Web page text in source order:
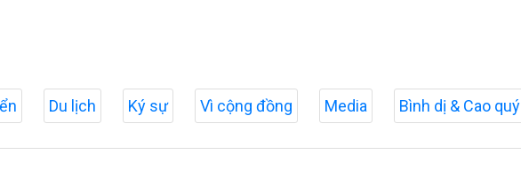
Du lịch Ký sự Vì cộng đồng Media Bình dị & Cao quý